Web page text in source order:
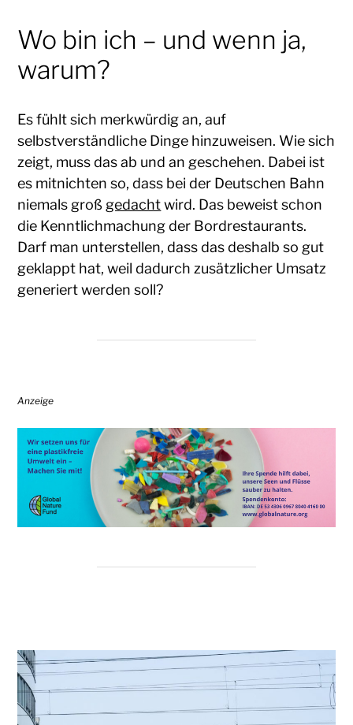
Wo bin ich – und wenn ja,
warum?
Es fühlt sich merkwürdig an, auf
selbstverständliche Dinge hinzuweisen. Wie sich
zeigt, muss das ab und an geschehen. Dabei ist
es mitnichten so, dass bei der Deutschen Bahn
niemals groß gedachtwird. Das beweist schon
die Kenntlichmachung der Bordrestaurants.
Darf man unterstellen, dass das deshalb so gut
geklappt hat, weil dadurch zusätzlicher Umsatz
generiert werden soll?
Anzeige